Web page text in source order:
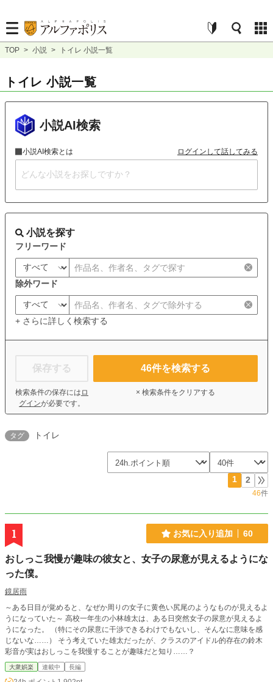
TOP > 小説 > トイレ 小説一覧
トイレ 小説一覧
小説AI検索
小説AI検索とは ログインして話してみる
小説を探す
フリーワード
除外ワード
+ さらに詳しく検索する
保存する
検索条件の保存には ロ
グインが必要です。
46件を検索する
× 検索条件をクリアする
タグ トイレ
1 2
46件
1 お気に入り追加 60
おしっこ我慢が趣味の彼女と、女子の尿意が見えるようにな
った僕。
鏡居雨
～ある日目が覚めると、なぜか周りの女子に黄色い尻尾のようなものが見えるよ
うになっていた～ 高校一年生の小林雄太は、ある日突然女子の尿意が見えるよ
うになった。 （特にその尿意に干渉できるわけでもないし、そんなに意味を感
じないな……） そう考えていた雄太だったが、クラスのアイドル的存在の鈴木
彩音が実はおしっこを我慢することが趣味だと知り……？
大衆娯楽 連載中 長編